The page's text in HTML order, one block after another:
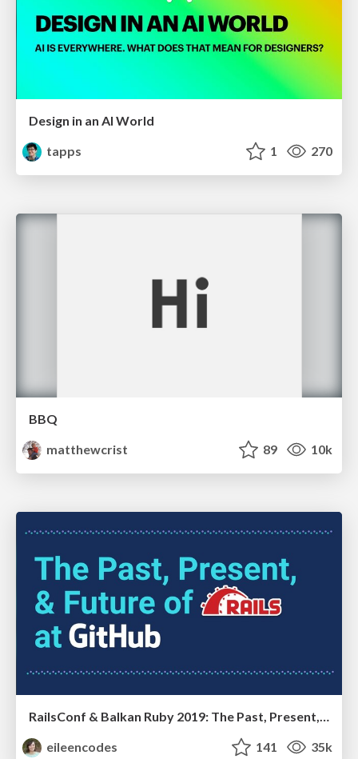
Design in an AI World
tapps
1 270
BBQ
matthewcrist
89 10k
RailsConf & Balkan Ruby 2019: The Past, Present, and Future of Rails at GitHub
eileencodes
141 35k